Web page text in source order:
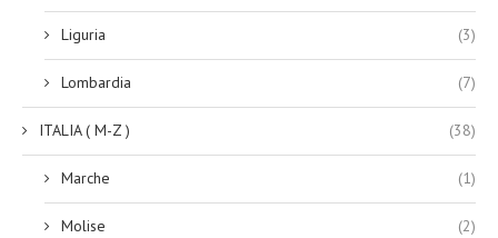
Liguria (3)
Lombardia (7)
ITALIA ( M-Z ) (38)
Marche (1)
Molise (2)